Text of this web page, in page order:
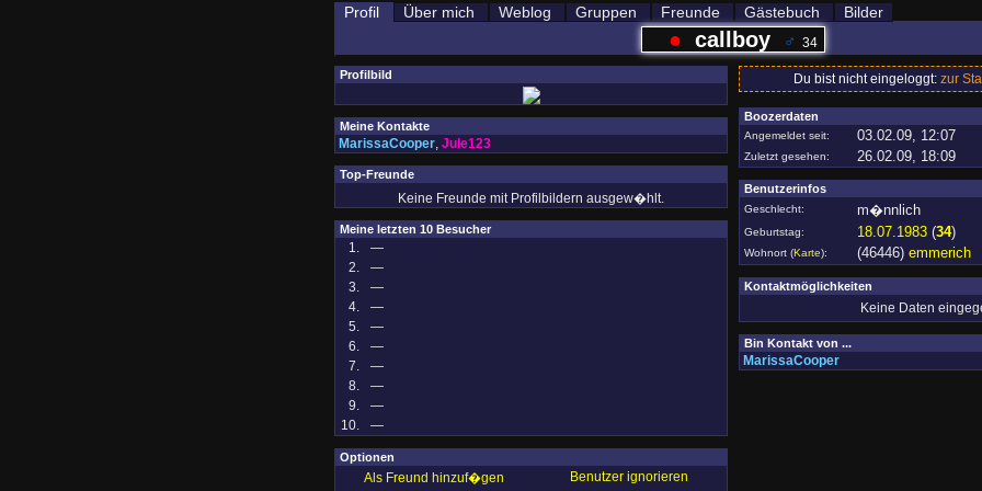
Profil Über mich Weblog Gruppen Freunde Gästebuch Bilder
● callboy ♂ 34
Profilbild
Meine Kontakte
MarissaCooper, Jule123
Top-Freunde
Keine Freunde mit Profilbildern ausgew�hlt.
Meine letzten 10 Besucher
1.
—
2.
—
3.
—
4.
—
5.
—
6.
—
7.
—
8.
—
9.
—
10.
—
Optionen
Als Freund hinzuf�gen
Benutzer ignorieren
Du bist nicht eingeloggt: zur
Boozerdaten
Angemeldet seit: 03.02.09, 12:07
Zuletzt gesehen: 26.02.09, 18:09
Benutzerinfos
Geschlecht: m�nnlich
Geburtstag: 18.07.1983 (34)
Wohnort (Karte): (46446) emmerich
Kontaktmöglichkeiten
Keine Daten
Bin Kontakt von ...
MarissaCooper